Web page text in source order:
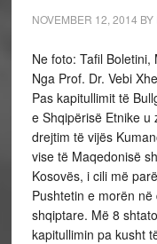
NOVEMBER 12, 2014 BY
Ne foto: Tafil
Nga Prof. Dr. Vebi
Pas kapitullimit të
e Shqipërisë Etnike u
drejtim të vijës
vise të Maqedonisë
Kosovës, i cili më
Pushtetin e morën
shqiptare. Më 8
kapitullimin pa kusht